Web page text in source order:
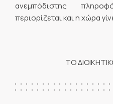
ανεμπόδιστης
περιορίζεται και η χώρα
ΤΟ